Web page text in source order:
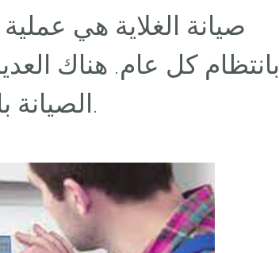
صيانة الغلاية هي
بانتظام كل عام. هناك
الصيانة بانتظام.